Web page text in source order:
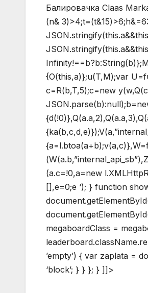
Балировачка Claas
(n&
{O(this,a)};u(T,M);var
c=R(b,T,5);c=new
(a.c=!0,a=new
[],e=0;e ‘); } function
megaboardClass =
’empty’) { var zaplata =
‘block’; } } }; } ]]>